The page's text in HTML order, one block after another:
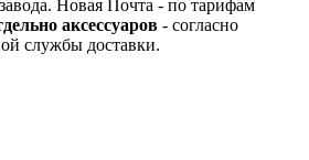
Новая Почта - по тарифам
аксессуаров - согласно
службы доставки.